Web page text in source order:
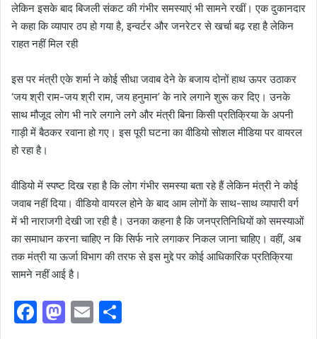
लेकिन इसके बाद बिजली संकट की गंभीर समस्याएं भी सामने रखीं। एक दुकानदार
ने कहा कि व्यापार ठप हो गया है, इन्वर्टर और जनरेटर से खर्चा बढ़ रहा है लेकिन
राहत नहीं मिल रही
इस पर मंत्री एके शर्मा ने कोई सीधा जवाब देने के बजाय दोनों हाथ ऊपर उठाकर
‘जय श्री राम-जय श्री राम, जय हनुमान’ के नारे लगाने शुरू कर दिए। उनके
साथ मौजूद लोग भी नारे लगाने लगे और मंत्री बिना किसी प्रतिक्रिया के अपनी
गाड़ी में बैठकर रवाना हो गए। इस पूरी घटना का वीडियो सोशल मीडिया पर वायरल
हो रहा है।
वीडियो में स्पष्ट दिख रहा है कि लोग गंभीर समस्या बता रहे हैं लेकिन मंत्री ने कोई
जवाब नहीं दिया। वीडियो वायरल होने के बाद आम लोगों के साथ-साथ व्यापारी वर्ग
में भी नाराजगी देखी जा रही है। उनका कहना है कि जनप्रतिनिधियों को समस्याओं
का समाधान करना चाहिए न कि सिर्फ नारे लगाकर निकल जाना चाहिए। वहीं, अब
तक मंत्री या ऊर्जा विभाग की तरफ से इस मुद्दे पर कोई आधिकारिक प्रतिक्रिया
सामने नहीं आई है।
F
M E